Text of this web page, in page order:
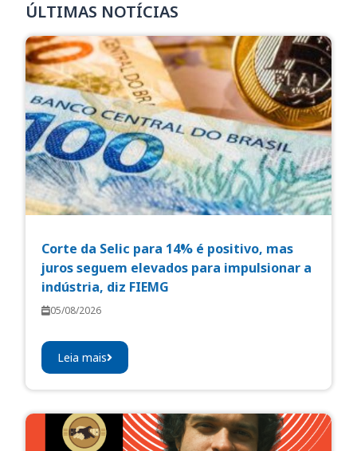
ÚLTIMAS NOTÍCIAS
Corte da Selic para 14% é positivo, mas
juros seguem elevados para impulsionar a
indústria, diz FIEMG
05/08/2026
Leia mais